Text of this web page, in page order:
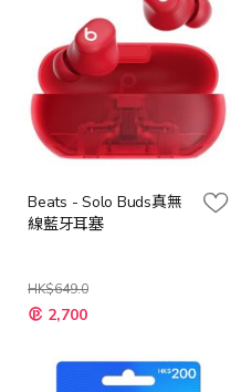
Beats - Solo Buds真無
線藍牙耳塞
HK$649.0
2,700